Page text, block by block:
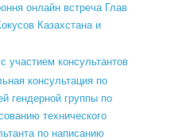
онлайн встреча Глав
Казахстана и
участием консультантов
консультация по
гендерной группы по
технического
по написанию